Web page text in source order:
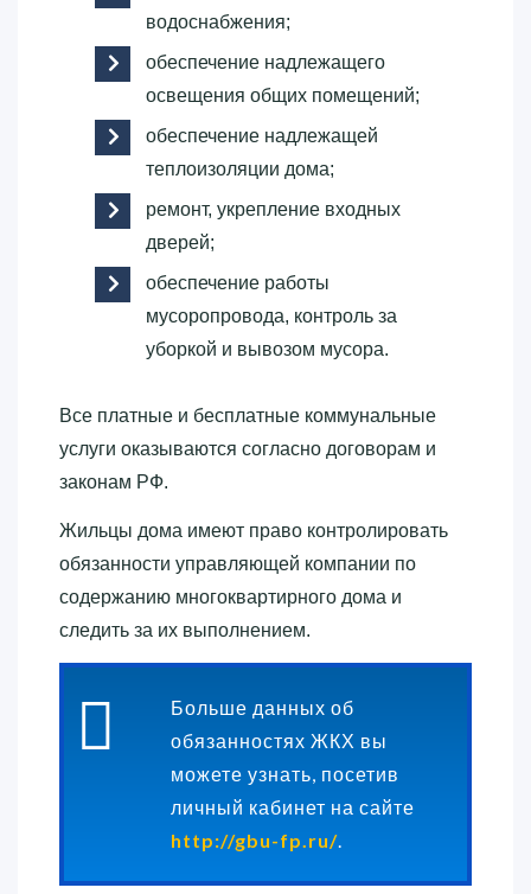
водоснабжения;
обеспечение надлежащего
освещения общих помещений;
обеспечение надлежащей
теплоизоляции дома;
ремонт, укрепление входных
дверей;
обеспечение работы
мусоропровода, контроль за
уборкой и вывозом мусора.
Все платные и бесплатные коммунальные
услуги оказываются согласно договорам и
законам РФ.
Жильцы дома имеют право контролировать
обязанности управляющей компании по
содержанию многоквартирного дома и
следить за их выполнением.
Больше данных об
обязанностях ЖКХ вы
можете узнать, посетив
личный кабинет на сайте
http://gbu-fp.ru/.